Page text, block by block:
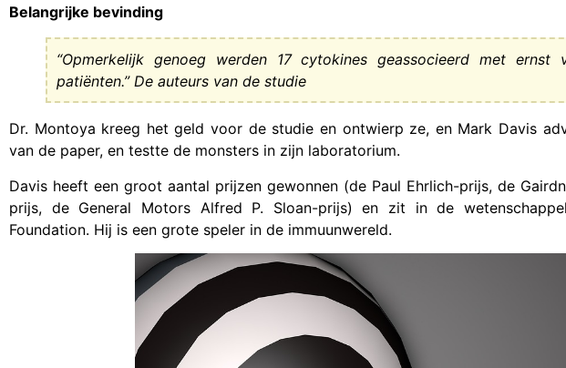
Belangrijke bevinding
“Opmerkelijk genoeg werden 17 cytokines geassocieerd met
patiënten.” De auteurs van de studie
Dr. Montoya kreeg het geld voor de studie en ontwierp ze, en Mark Davis
van de paper, en testte de monsters in zijn laboratorium.
Davis heeft een groot aantal prijzen gewonnen (de Paul Ehrlich-prijs, de
prijs, de General Motors Alfred P. Sloan-prijs) en zit in de
Foundation. Hij is een grote speler in de immuunwereld.